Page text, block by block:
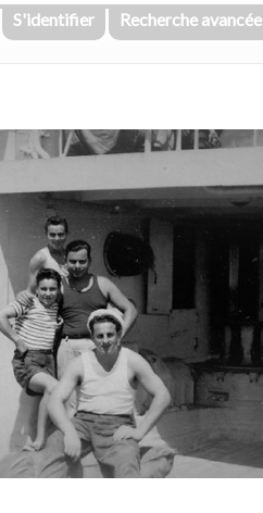
S'identifier Recherche avancée